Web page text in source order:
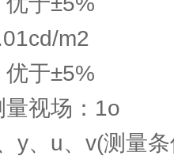
m2
于±5%
视场：1o
y、u、v(测量